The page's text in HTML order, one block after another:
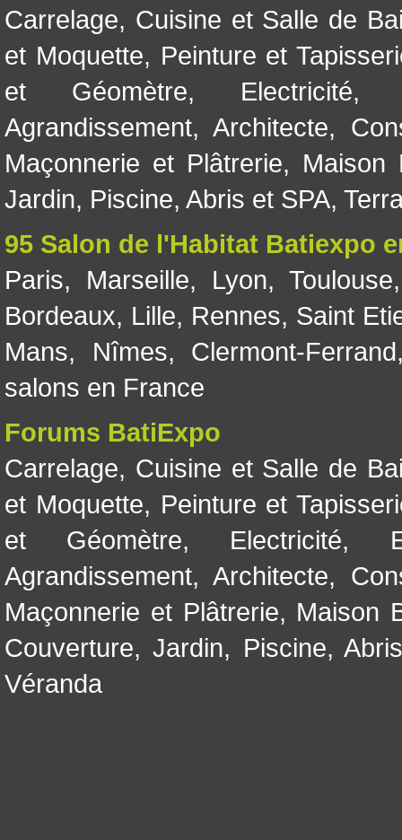
Carrelage, Cuisine et Salle de
et Moquette, Peinture et
et Géomètre, Electricité
Agrandissement, Architecte,
Maçonnerie et Plâtrerie, Maison
Jardin, Piscine, Abris et SPA,
95 Salon de l'Habitat Batiexpo
Paris, Marseille, Lyon, Toulouse
Bordeaux, Lille, Rennes, Saint
Mans, Nîmes, Clermont-Ferrand
salons en France
Forums BatiExpo
Carrelage, Cuisine et Salle de
et Moquette, Peinture et
et Géomètre, Electricité,
Agrandissement, Architecte,
Maçonnerie et Plâtrerie, Maison
Couverture,Jardin, Piscine,
Véranda